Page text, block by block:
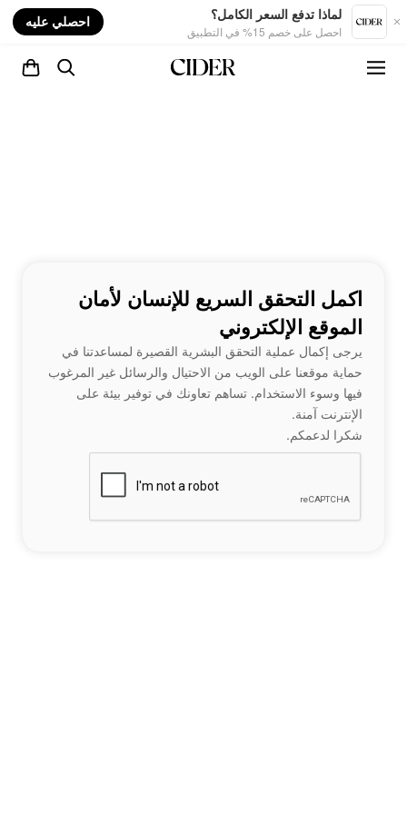
لماذا تدفع السعر الكامل؟
احصل على خصم 15% في التطبيق
احصلي عليه
اكمل التحقق السريع للإنسان لأمان
الموقع الإلكتروني
يرجى إكمال عملية التحقق البشرية القصيرة لمساعدتنا في
حماية موقعنا على الويب من الاحتيال والرسائل غير المرغوب
فيها وسوء الاستخدام. تساهم تعاونك في توفير بيئة على
الإنترنت آمنة.
شكرا لدعمكم.